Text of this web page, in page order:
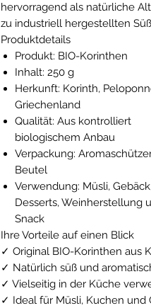
hervorragend als natürliche
zu industriell hergestellten
Produktdetails
Produkt: BIO-Korinthen
Inhalt: 250 g
Herkunft: Korinth,
Griechenland
Qualität: Aus kontrolliert
biologischem Anbau
Verpackung:
Beutel
Verwendung: Müsli,
Desserts, Weinherstellung
Snack
Ihre Vorteile auf einen Blick
✓ Original BIO-Korinthen aus
✓ Natürlich süß und
✓ Vielseitig in der Küche
✓ Ideal für Müsli, Kuchen und